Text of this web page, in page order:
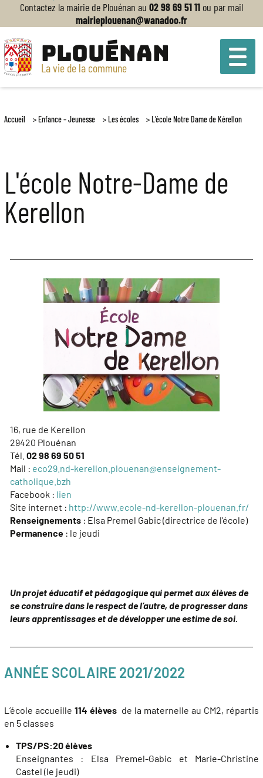
Contactez la mairie de Plouénan au 02 98 69 51 11 ou par mail
mairieplouenan@wanadoo.fr
PLOUÉNAN
La vie de la commune
Accueil >Enfance – Jeunesse >Les écoles >L’école Notre Dame de Kérellon
L'école Notre-Dame de
Kerellon
16, rue de Kerellon
29420 Plouénan
Tél. 02 98 69 50 51
Mail : eco29.nd-kerellon.plouenan@enseignement-
catholique.bzh
Facebook : lien
Site internet : http://www.ecole-nd-kerellon-plouenan.fr/
Renseignements: Elsa Premel Gabic (directrice de l’école)
Permanence: le jeudi
Un projet éducatif et pédagogique qui permet aux élèves de
se construire dans le respect de l’autre, de progresser dans
leurs apprentissages et de développer une estime de soi.
ANNÉE SCOLAIRE 2021/2022
L’école accueille 114 élèvesde la maternelle au CM2, répartis
en 5 classes
TPS/PS:20 élèves
Enseignantes : Elsa Premel-Gabic et Marie-Christine
Castel (le jeudi)